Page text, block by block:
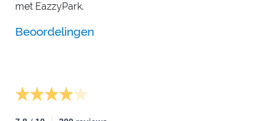
met EazzyPark.
Beoordelingen